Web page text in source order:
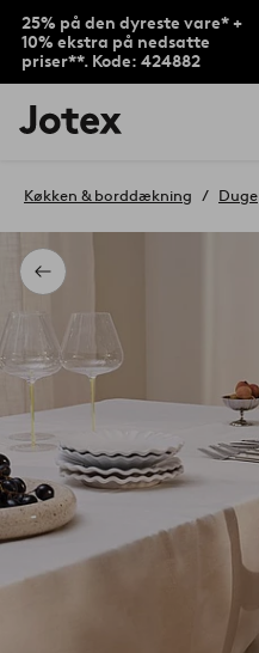
25% på den dyreste vare* +
10% ekstra på nedsatte
priser**. Kode: 424882
Jotex
logo
til
Tilbage
Køkken & borddækning Duge